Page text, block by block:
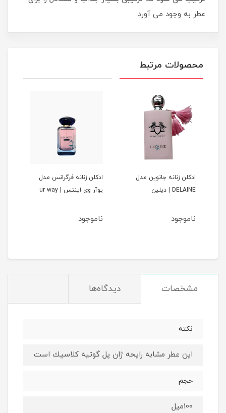
عطر به وجود می آورد.
محصولات مرتبط
ادكلن زنانه جانوين مدل
DELAINE | ديلين
ناموجود
ادكلن زنانه فرگرانس مدل
يوآر وى اينتس | ur way
ناموجود
مشخصات دیدگاه‌ها
نكته
اين عطر مشابه رايحه ژان پل گوتيه كلاسيك است
حجم
100ميل